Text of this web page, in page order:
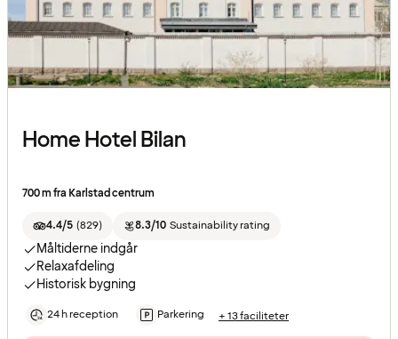
Home Hotel Bilan
700 m fra Karlstad centrum
4.4/5 (829) 8.3/10 Sustainability rating
Måltiderne indgår
Relaxafdeling
Historisk bygning
24 h reception Parkering + 13 faciliteter